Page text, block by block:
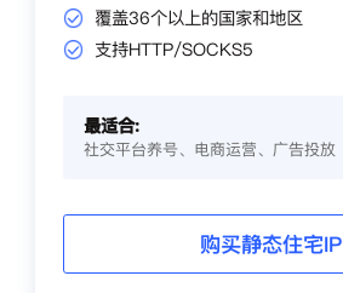
覆盖36个以上的国家和地区
支持HTTP/SOCKS5
最适合:
社交平台养号、电商运营、广告投放
购买静态住宅IP